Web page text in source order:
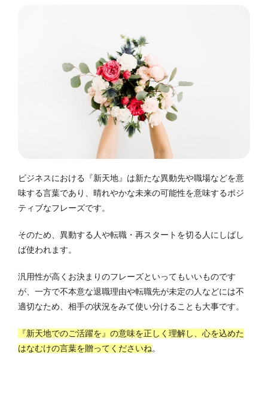
ビジネスにおける『新天地』は新たな異動先や職場などを意
味する言葉であり、晴れやかな未来の可能性を意味するポジ
ティブなフレーズです。
そのため、異動する人や転職・再スタートを切る人にしばし
ば使われます。
汎用性が高くお決まりのフレーズといってもいいものです
が、一方で不本意な退職理由や転職先が未定の人などには不
適切なため、相手の状況をみて使い分けることも大事です。
『新天地でのご活躍を』の意味を正しく理解し、心を込めた
はなむけの言葉を贈ってくださいね。